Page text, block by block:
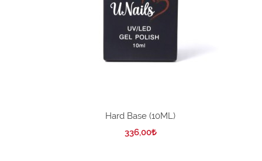
Hard Base (10ML)
336,00